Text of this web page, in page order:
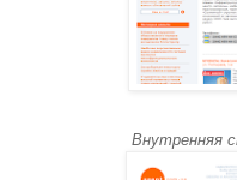
Внутренняя